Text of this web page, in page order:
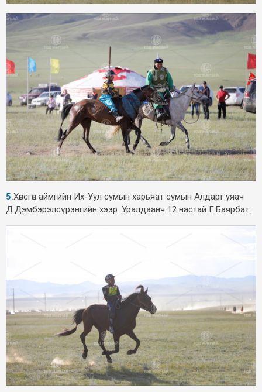
5.Хөвсгөл аймгийн Их-Уул сумын харьяат сумын Алдарт уяач
Д.Дэмбэрэлсүрэнгийн хээр. Уралдаанч 12 настай Г.Баярбат.